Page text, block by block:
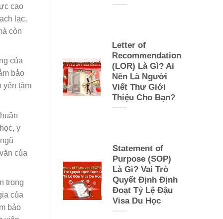
cao
lạc,
còn
của
bảo
yên tâm
y
của
trong
của
bảo
Letter of
Recommendation
(LOR) Là Gì? Ai
Nên Là Người
Viết Thư Giới
Thiệu Cho Bạn?
Statement of
Purpose (SOP)
Là Gì? Vai Trò
Quyết Định Định
Đoạt Tỷ Lệ Đậu
Visa Du Học